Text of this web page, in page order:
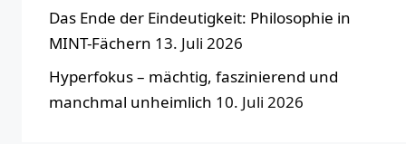
Das Ende der Eindeutigkeit: Philosophie in
MINT-Fächern 13. Juli 2026
Hyperfokus – mächtig, faszinierend und
manchmal unheimlich 10. Juli 2026